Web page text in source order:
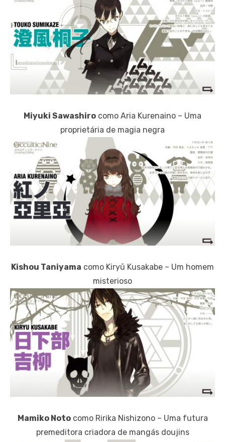
Miyuki Sawashiro como Aria Kurenaino – Uma
proprietária de magia negra
Kishou Taniyama como Kiryū Kusakabe – Um homem
misterioso
Mamiko Notocomo Ririka Nishizono – Uma futura
premeditora criadora de mangás doujins